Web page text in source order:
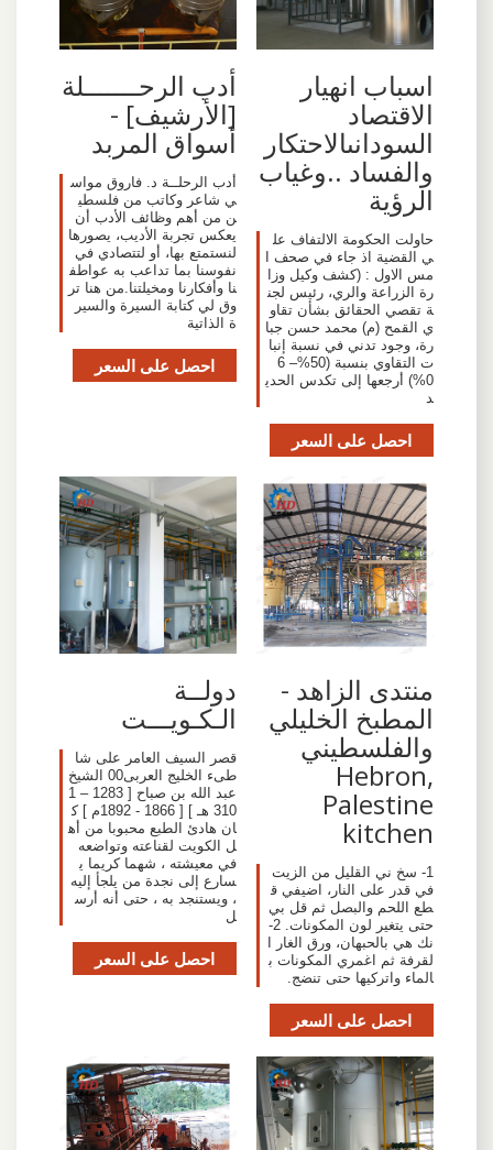
اسباب انهيار
الاقتصاد
السودانىالاحتكار
والفساد ..وغياب
الرؤية
حاولت الحكومة الالتفاف عل
ي القضية اذ جاء في صحف ا
مس الاول : (كشف وكيل وزا
رة الزراعة والري، رئيس لجن
ة تقصي الحقائق بشأن تقاو
ي القمح (م) محمد حسن جبا
رة، وجود تدني في نسبة إنبا
ت التقاوي بنسبة (50%– 6
0%) أرجعها إلى تكدس الحدي
د
احصل على السعر
أدب الرحـــــــلة
[الأرشيف] -
أسواق المربد
أدب الرحلــة د. فاروق مواس
ي شاعر وكاتب من فلسطي
ن من أهم وظائف الأدب أن
يعكس تجربة الأديب، يصورها
لنستمتع بها، أو لتتصادي في
نفوسنا بما تداعب به عواطف
نا وأفكارنا ومخيلتنا.من هنا تر
وق لي كتابة السيرة والسير
ة الذاتية
احصل على السعر
منتدى الزاهد -
المطبخ الخليلي
والفلسطيني
Hebron,
Palestine
kitchen
1- سخ ني القليل من الزيت
في قدر على النار، اضيفي ق
طع اللحم والبصل ثم قل بي
حتى يتغير لون المكونات. 2-
نك هي بالحبهان، ورق الغار ا
لقرفة ثم اغمري المكونات ب
الماء واتركيها حتى تنضج.
احصل على السعر
دولــة
الـكـويـــت
قصر السيف العامر على شا
طىء الخليج العربى00 الشيخ
عبد الله بن صباح [ 1283 – 1
310 هـ ] [ 1866 - 1892م ] ك
ان هادئ الطبع محبوبا من أه
ل الكويت لقناعته وتواضعه
في معيشته ، شهما كريما ي
سارع إلى نجدة من يلجأ إليه
، ويستنجد به ، حتى أنه أرس
ل
احصل على السعر